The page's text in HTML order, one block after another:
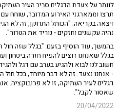
לוותר על צעדת הדגלים סביב העיר
ויצאה בקריאה: "הכותל התרוקן, זה לא
נהיה עקשנים וחזקים - נוריד את הטרור".
בהמשך, עוד הוסיף בזעם: "בגלל שזה חול
בגלל שאנחנו רוצים להפיח חזרה ביטחון
חשוב לנו לבוא ולהגיע בערב עם דגל
- אנחנו נצעד. זה לא דבר מיוחד, בכל חול
דגלים לעיר העתיקה, זו לא פרובוקציה.
שאסור לקבל".
20/04/2022